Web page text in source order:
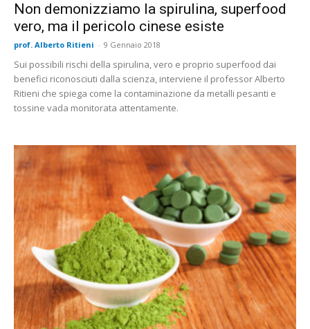
Non demonizziamo la spirulina, superfood
vero, ma il pericolo cinese esiste
prof. Alberto Ritieni - 9 Gennaio 2018
Sui possibili rischi della spirulina, vero e proprio superfood dai
benefici riconosciuti dalla scienza, interviene il professor Alberto
Ritieni che spiega come la contaminazione da metalli pesanti e
tossine vada monitorata attentamente.